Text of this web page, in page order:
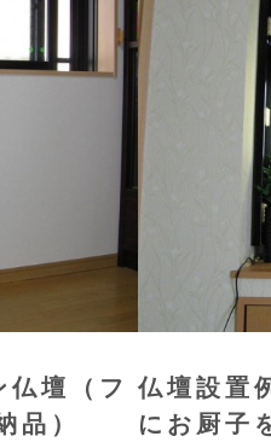
壇（フ
品）
仏壇設置
にお厨子